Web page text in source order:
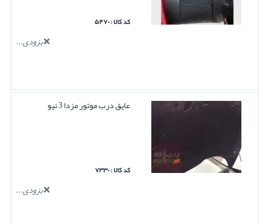
کد کالا : ۵۴۷۰
بزودی...
عایق درب موتور مزدا 3 نیو
کد کالا : ۷۳۳۰
بزودی...